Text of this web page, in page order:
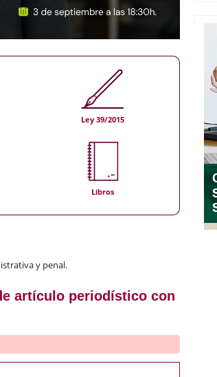
Ley 39/2015
Libros
y penal.
artículo periodístico con